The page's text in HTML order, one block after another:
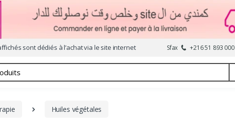
sont dédiés à l’achat via le site internet Sfax +216 51 893 000
Huiles végétales